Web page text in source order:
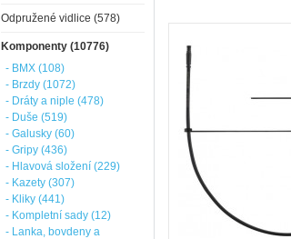
Odpružené vidlice (578)
Komponenty (10776)
- BMX (108)
- Brzdy (1072)
- Dráty a niple (478)
- Duše (519)
- Galusky (60)
- Gripy (436)
- Hlavová složení (229)
- Kazety (307)
- Kliky (441)
- Kompletní sady (12)
- Lanka, bovdeny a